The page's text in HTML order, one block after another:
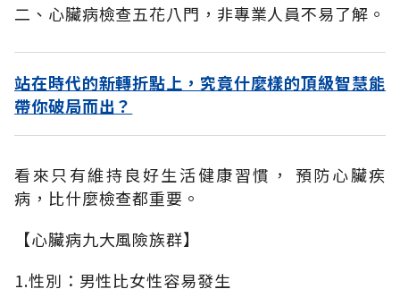
二、心臟病檢查五花八門，非專業人員不易了解。
站在時代的新轉折點上，究竟什麼樣的頂級智慧能
帶你破局而出？
看來只有維持良好生活健康習慣， 預防心臟疾
病，比什麼檢查都重要。
【心臟病九大風險族群】
1.性別：男性比女性容易發生